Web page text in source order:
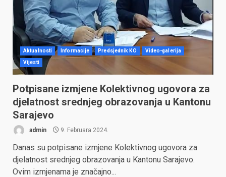
Aktualnosti Informacije Predsjednik KO Video-galerija
Vijesti
Potpisane izmjene Kolektivnog ugovora za
djelatnost srednjeg obrazovanja u Kantonu
Sarajevo
admin 9. Februara 2024.
Danas su potpisane izmjene Kolektivnog ugovora za
djelatnost srednjeg obrazovanja u Kantonu Sarajevo.
Ovim izmjenama je značajno...